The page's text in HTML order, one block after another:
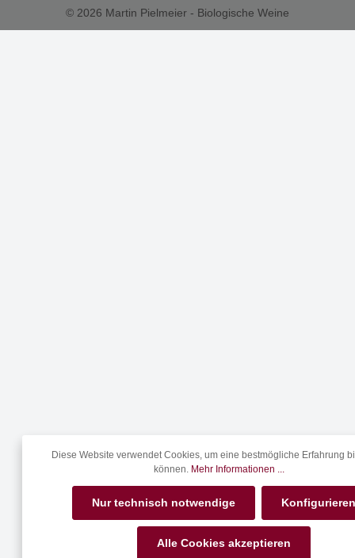
© 2026 Martin Pielmeier - Biologische Weine
Diese Website verwendet Cookies, um eine bestmögliche Erfahrung
können. Mehr Informationen ...
Nur technisch notwendige Konfigurieren
Alle Cookies akzeptieren